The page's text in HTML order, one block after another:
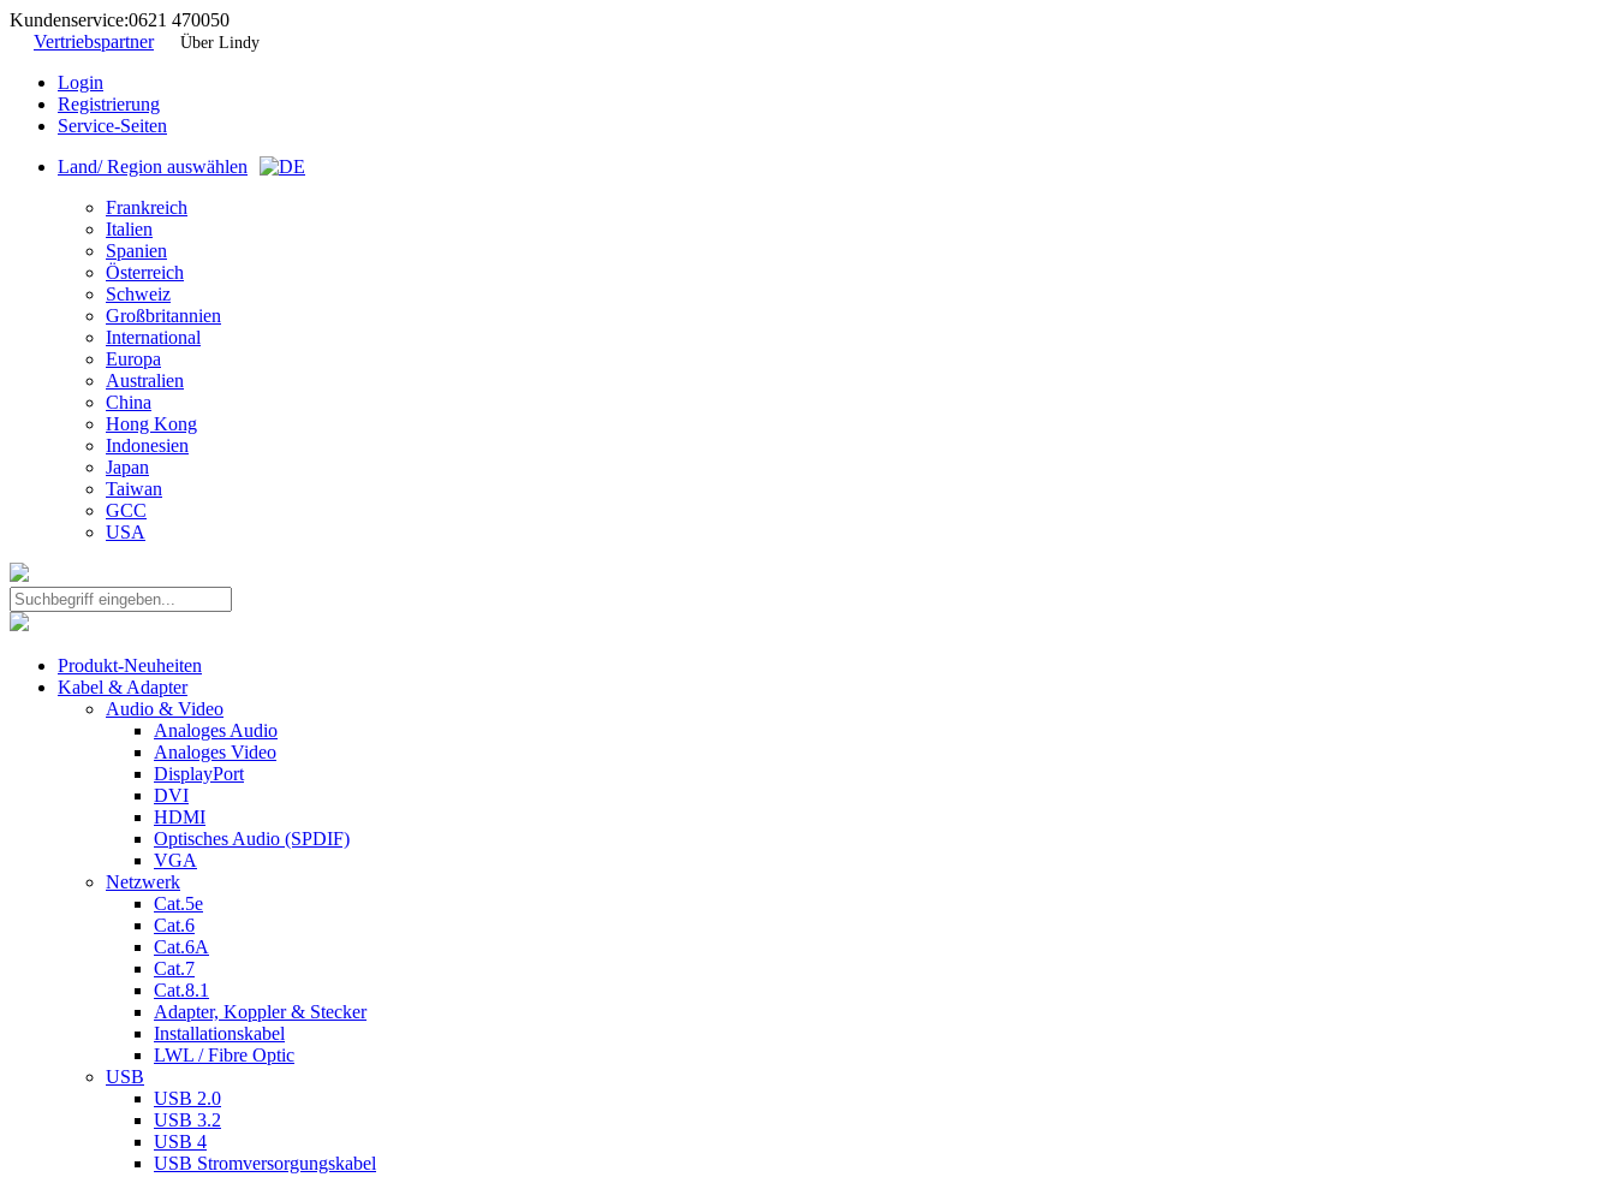
Kundenservice:0621 470050
Vertriebspartner
Über Lindy
Login
Registrierung
Service-Seiten
Land/ Region auswählen
Frankreich
Italien
Spanien
Österreich
Schweiz
Großbritannien
International
Europa
Australien
China
Hong Kong
Indonesien
Japan
Taiwan
GCC
USA
Produkt-Neuheiten
Kabel & Adapter
Audio & Video
Analoges Audio
Analoges Video
DisplayPort
DVI
HDMI
Optisches Audio (SPDIF)
VGA
Netzwerk
Cat.5e
Cat.6
Cat.6A
Cat.7
Cat.8.1
Adapter, Koppler & Stecker
Installationskabel
LWL / Fibre Optic
USB
USB 2.0
USB 3.2
USB 4
USB Stromversorgungskabel